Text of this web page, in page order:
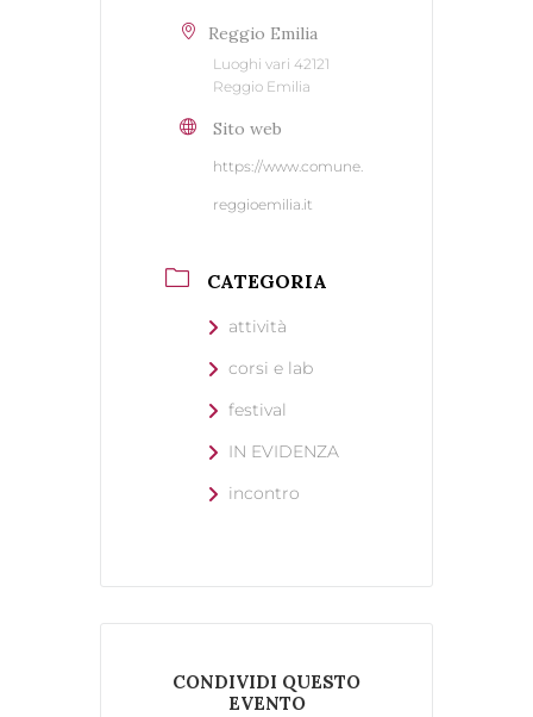
Reggio Emilia
Luoghi vari 42121
Reggio Emilia
Sito web
https://www.comune.
reggioemilia.it
CATEGORIA
attività
corsi e lab
festival
IN EVIDENZA
incontro
CONDIVIDI QUESTO
EVENTO